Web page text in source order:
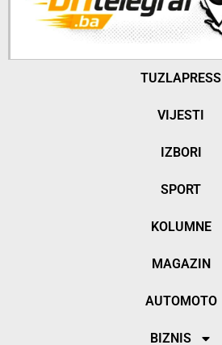
TUZLAPRESS
VIJESTI
IZBORI
SPORT
KOLUMNE
MAGAZIN
AUTOMOTO
BIZNIS